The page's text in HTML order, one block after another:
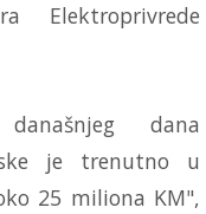
Elektroprivrede
dana
je trenutno u
25 miliona KM",